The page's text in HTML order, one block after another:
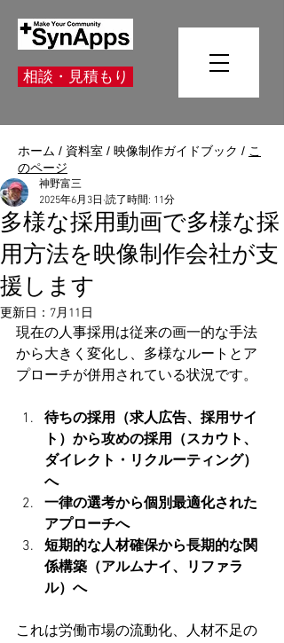
相談・見積もり
ホーム / 資料室 / 映像制作ガイドブック / こ
のページ
多様な採用動画で多様な採
用方法を映像制作会社が支
援します
神野富三
2025年6月3日 読了時間: 11分
更新日： 7月11日
現在の人事採用は従来の画一的な手法
から大きく変化し、多様なルートとア
プローチが併用されている状況です。
待ちの採用（求人広告、採用サイ
ト）から攻めの採用（スカウト、
ダイレクト・リクルーティング）
へ
一律の選考から個別最適化された
アプローチへ
短期的な人材確保から長期的な関
係構築（アルムナイ、リファラ
ル）へ
これは労働市場の流動化、人材不足の